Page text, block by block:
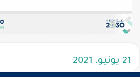
21 يونيو، 2021